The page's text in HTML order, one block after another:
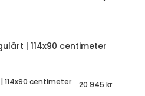
| 114x90 centimeter
114x90 centimeter 20 945 kr